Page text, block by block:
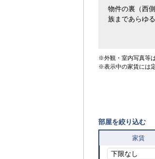
物件の裏（西
族まであらゆ
※外観・室内写真等
※表示中の家賃には
部屋を絞り込む
家賃
下限なし